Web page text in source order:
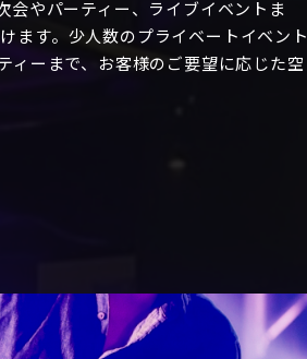
やパーティー、ライブイベントま
ます。少人数のプライベートイベント
ィーまで、お客様のご要望に応じた空